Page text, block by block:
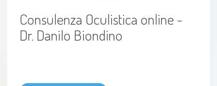
Consulenza Oculistica online -
Dr. Danilo Biondino